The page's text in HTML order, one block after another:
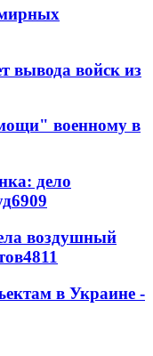
мирных
вывода войск из
военному в
дело
6909
воздушный
4811
в Украине -